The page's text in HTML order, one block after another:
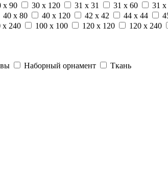
x 90 30 x 120 31 x 31 31 x 60 31 x
40 x 80 40 x 120 42 x 42 44 x 44
x 240 100 x 100 120 x 120 120 x 240
Наборный орнамент Ткань